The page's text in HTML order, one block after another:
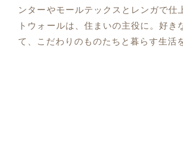
ンターやモールテックスとレンガで仕
トウォールは、住まいの主役に。好き
て、こだわりのものたちと暮らす生活